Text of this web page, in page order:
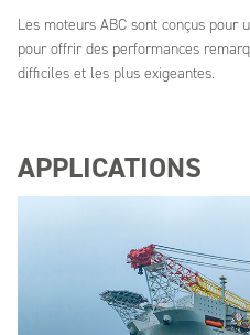
Les moteurs ABC sont conçus pour
pour offrir des performances
difficiles et les plus exigeantes.
APPLICATIONS